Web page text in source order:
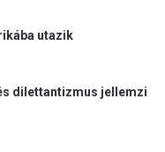
utazik
dilettantizmus jellemzi